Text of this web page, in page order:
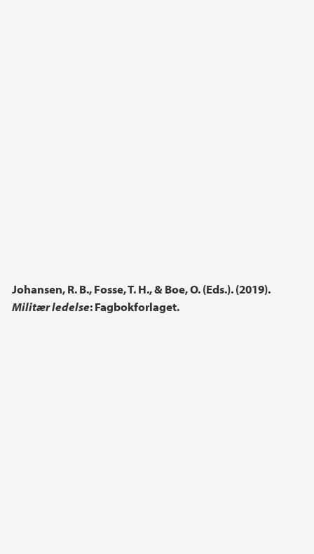
Johansen, R. B., Fosse, T. H., & Boe, O. (Eds.). (2019).
Militær ledelse: Fagbokforlaget.